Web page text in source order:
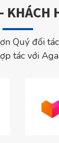
KHÁCH
Quý đối
tác với